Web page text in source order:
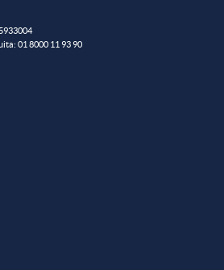
01 8000 11 93 90